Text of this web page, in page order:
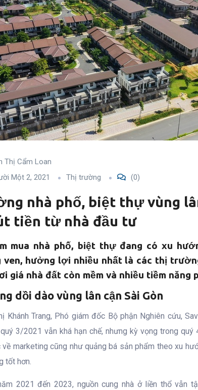
Thị Cẩm Loan
Một 2, 2021
Thị trường (0)
nhà phố, biệt thự vùng
tiền từ nhà đầu tư
mua nhà phố, biệt thự đang có xu
ven, hưởng lợi nhiều nhất là các thị
giá nhà đất còn mềm và nhiều tiềm năng
dồi dào vùng lân cận Sài Gòn
Khánh Trang, Phó giám đốc Bộ phận Nghiên cứu,
3/2021 vẫn khá hạn chế, nhưng kỳ vọng trong
marketing cũng như quảng bá sản phẩm theo xu
tốt hơn.
2021 đến 2023, nguồn cung nhà ở liền thổ vẫn